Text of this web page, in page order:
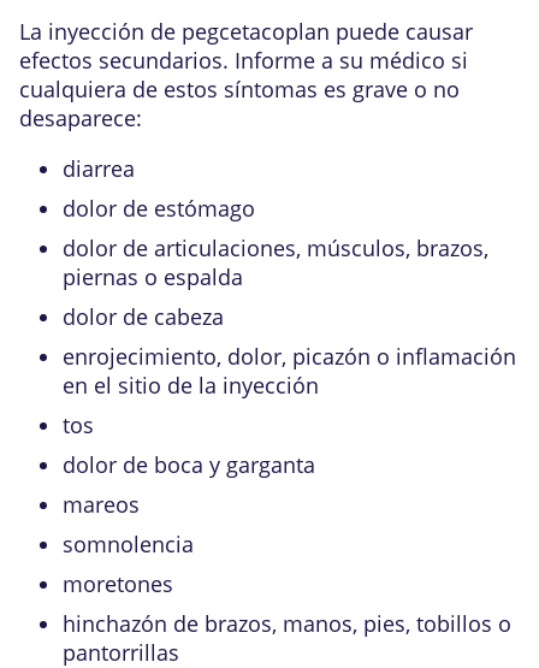
La inyección de pegcetacoplan puede causar
efectos secundarios. Informe a su médico si
cualquiera de estos síntomas es grave o no
desaparece:
diarrea
dolor de estómago
dolor de articulaciones, músculos, brazos,
piernas o espalda
dolor de cabeza
enrojecimiento, dolor, picazón o inflamación
en el sitio de la inyección
tos
dolor de boca y garganta
mareos
somnolencia
moretones
hinchazón de brazos, manos, pies, tobillos o
pantorrillas